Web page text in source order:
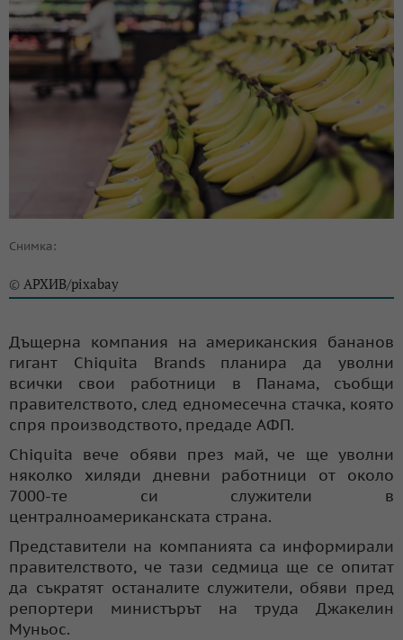
Снимка:
© АРХИВ/pixabay
Дъщерна компания на американския бананов
гигант Chiquita Brands планира да уволни
всички свои работници в Панама, съобщи
правителството, след едномесечна стачка, която
спря производството, предаде АФП.
Chiquita вече обяви през май, че ще уволни
няколко хиляди дневни работници от около
7000-те си служители в
централноамериканската страна.
Представители на компанията са информирали
правителството, че тази седмица ще се опитат
да съкратят останалите служители, обяви пред
репортери министърът на труда Джакелин
Муньос.